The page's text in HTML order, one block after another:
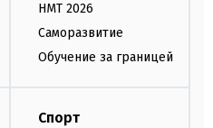
НМТ 2026
Саморазвитие
Обучение за границей
Спорт